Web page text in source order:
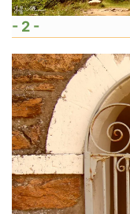
- 2 -